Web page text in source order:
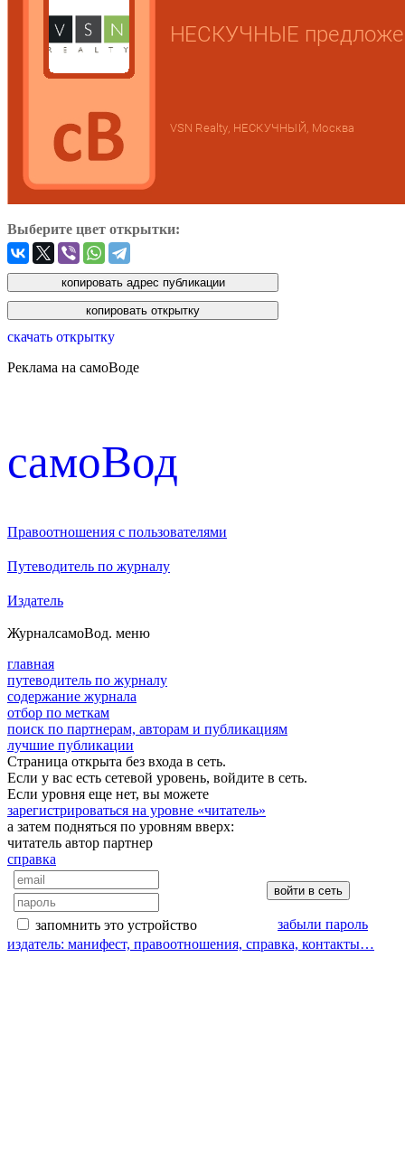
Выберите цвет открытки:
скачать открытку
Реклама на самоВоде
cамоВод
Правоотношения с пользователями
Путеводитель по журналу
Издатель
ЖурналсамоВод. меню
главная
путеводитель по журналу
содержание журнала
отбор по меткам
поиск по партнерам, авторам и публикациям
лучшие публикации
Страница открыта без входа в сеть.
Если у вас есть сетевой уровень, войдите в сеть.
Если уровня еще нет, вы можете
зарегистрироваться на уровне «читатель»
а затем подняться по уровням вверх:
читатель автор партнер
справка
запомнить это устройство
забыли пароль
издатель: манифест, правоотношения, справка, контакты…